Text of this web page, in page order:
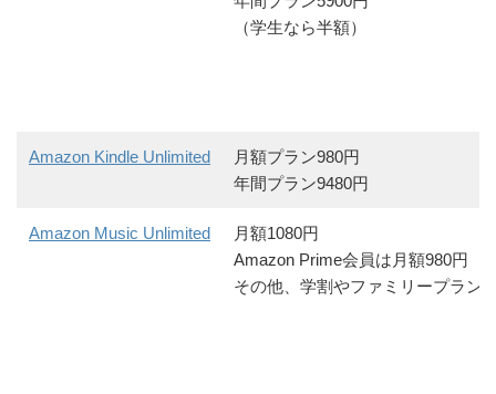
（学生なら半額）
Amazon Kindle Unlimited
月額プラン980円
年間プラン9480円
Amazon Music Unlimited
月額1080円
Amazon Prime会員は月額980円
その他、学割やファミリープラン